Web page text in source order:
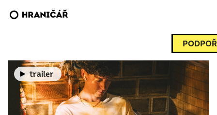
trailer